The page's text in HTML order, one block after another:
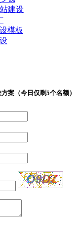
建设
模板
案（今日仅剩5个名额）